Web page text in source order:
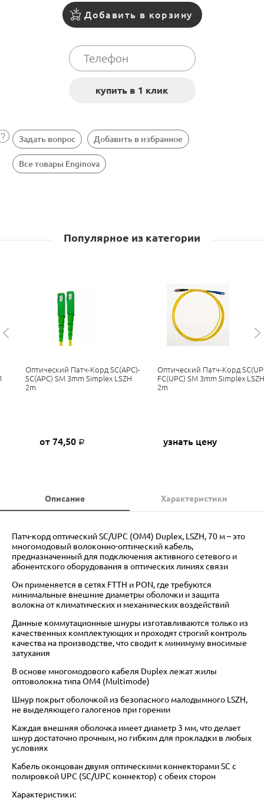
Добавить в корзину
Задать вопрос Добавить в избранное
Все товары Enginova
Популярное из категории
Оптический Патч-Корд SC(APC)-
SC(APC) SM 3mm Simplex LSZH
2m
от 74,50 Р
Оптический Патч-Корд
FC(UPC) SM 3mm Simplex LSZH
2m
узнать цену
Описание Характеристики
Патч-корд оптический SC/UPC (OM4) Duplex, LSZH, 70 м – это
многомодовый волоконно-оптический кабель,
предназначенный для подключения активного сетевого и
абонентского оборудования в оптических линиях связи
Он применяется в сетях FTTH и PON, где требуются
минимальные внешние диаметры оболочки и защита
волокна от климатических и механических воздействий
Данные коммутационные шнуры изготавливаются только из
качественных комплектующих и проходят строгий контроль
качества на производстве, что сводит к минимуму вносимые
затухания
В основе многомодового кабеля Duplex лежат жилы
оптоволокна типа OM4 (Multimode)
Шнур покрыт оболочкой из безопасного малодымного LSZH,
не выделяющего галогенов при горении
Каждая внешняя оболочка имеет диаметр 3 мм, что делает
шнур достаточно прочным, но гибким для прокладки в любых
условиях
Кабель оконцован двумя оптическими коннекторами SC с
полировкой UPC (SC/UPC коннектор) с обеих сторон
Характеристики: